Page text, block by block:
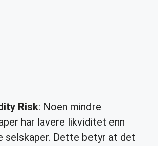
Risk: Noen mindre
har lavere likviditet enn
selskaper. Dette betyr at det